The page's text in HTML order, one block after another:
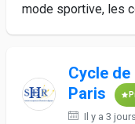
mode sportive, les
Cycle
Paris
Il y a 3 jours